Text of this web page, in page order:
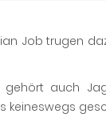
Job trugen
auch
keineswegs